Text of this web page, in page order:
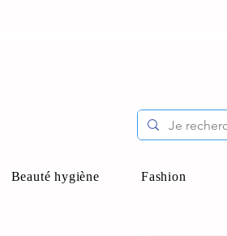
Beauté hygiène Fashion